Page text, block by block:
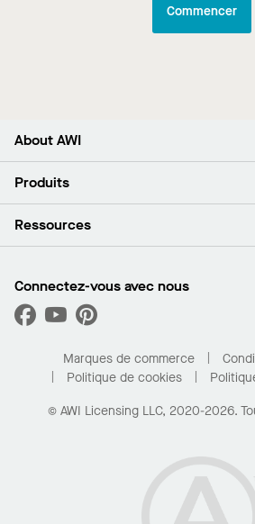
Commencer
About AWI
À propos de nous
Espace presse
Quelles sont mes options d’achat?
Produits
Plafonds
Capacités sur mesure
Performance
Ressources
Trouver un distributeur
Trouver un distributeur
Pour la maison
Connectez-vous avec nous
Marques de commerce
Politique de cookies
© AWI Licensing LLC, 2020-2026.